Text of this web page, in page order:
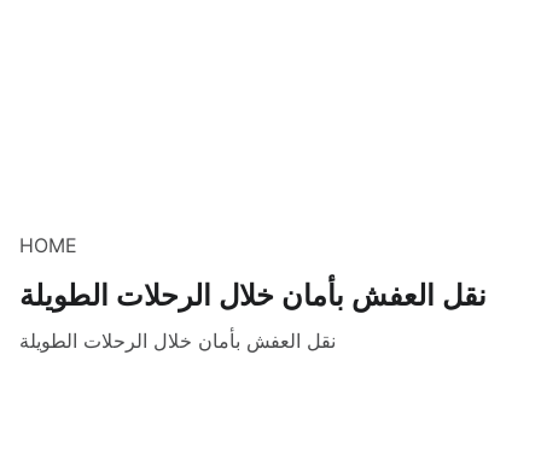
HOME
نقل العفش بأمان خلال الرحلات الطويلة
نقل العفش بأمان خلال الرحلات الطويلة